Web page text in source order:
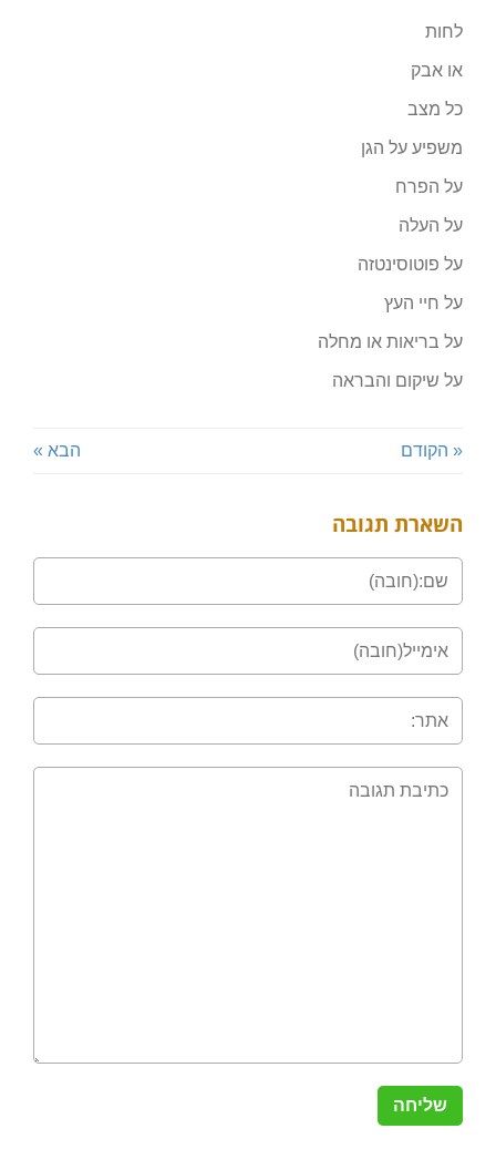
לחות
או אבק
כל מצב
משפיע על הגן
על הפרח
על העלה
על פוטוסינטזה
על חיי העץ
על בריאות או מחלה
על שיקום והבראה
« הקודם הבא »
השארת תגובה